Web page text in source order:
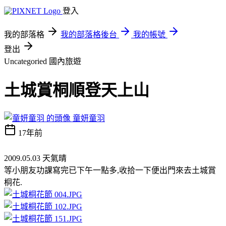
登入
我的部落格 我的部落格後台
我的帳號
登出
Uncategoried 國內旅遊
土城賞桐順登天上山
童妍童羽
17年前
2009.05.03 天氣晴
等小朋友功課寫完已下午一點多,收拾一下便出門來去土城賞
桐花.